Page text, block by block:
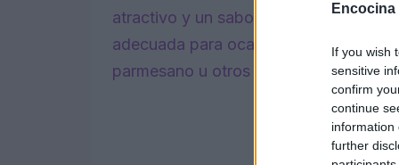
Encocina
If you wish
sensitive
confirm
continue
information
further
atractivo y un sabor delicado. Una
adecuada para ocasiones especiales,
parmesano u otros quesos para darle